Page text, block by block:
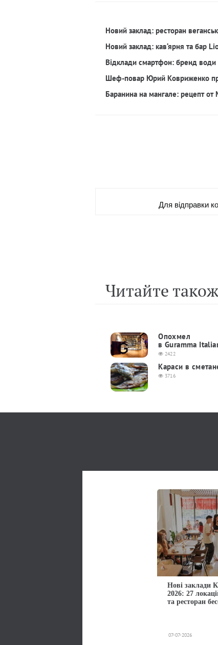
Новий заклад: ресторан
Новий заклад: кав‘ярня та бар
Відклади смартфон: бренд води
Шеф-повар Юрий Ковриженко
Баранина на мангале: рецепт от
Для вiдправки
Читайте також
Опохмел
в Guramma
2422
Караси в
3716
Нові заклади
2026: 27
та ресторан
07-07-2026